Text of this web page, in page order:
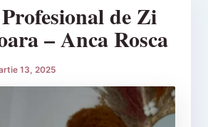
de Zi
– Anca Rosca
13, 2025